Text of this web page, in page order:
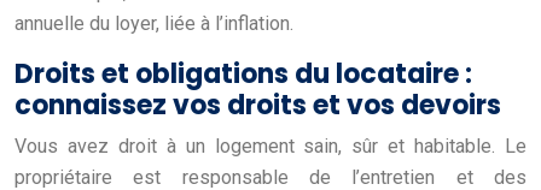
annuelle du loyer, liée à l’inflation.
Droits et obligations du locataire :
connaissez vos droits et vos devoirs
Vous avez droit à un logement sain, sûr et habitable. Le
propriétaire est responsable de l’entretien et des